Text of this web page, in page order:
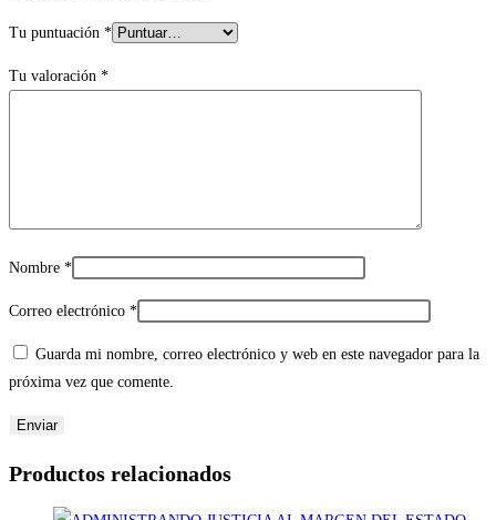
Tu puntuación *
Tu valoración *
Nombre *
Correo electrónico *
Guarda mi nombre, correo electrónico y web en este navegador para la
próxima vez que comente.
Productos relacionados